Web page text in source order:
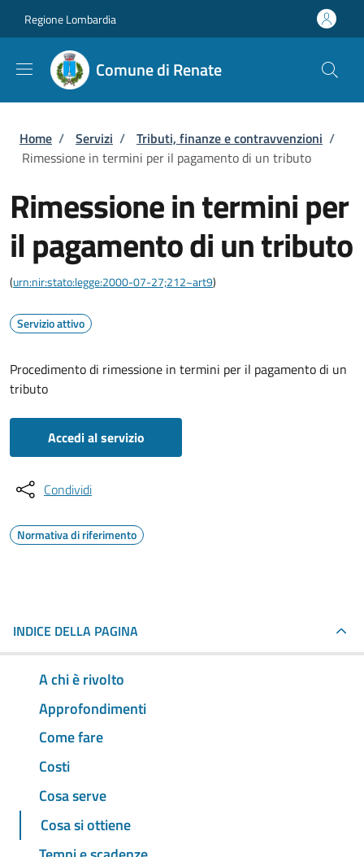
Regione Lombardia
Comune di Renate
Briciole di pane
Home / Servizi / Tributi, finanze e contravvenzioni /
Rimessione in termini per il pagamento di un tributo
Rimessione in termini per
il pagamento di un tributo
(urn:nir:stato:legge:2000-07-27;212~art9)
Servizio attivo
Procedimento di rimessione in termini per il pagamento di un
tributo
Accedi al servizio
Condividi
Normativa di riferimento
INDICE DELLA PAGINA
A chi è rivolto
Approfondimenti
Come fare
Costi
Cosa serve
Cosa si ottiene